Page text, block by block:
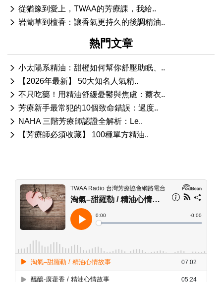
從猶豫到愛上，TWAA的芳療課，我給..
岩蘭草到檀香：讓香氣更持久的後調精油..
熱門文章
小太陽系精油：甜橙如何幫你舒壓助眠、..
【2026年最新】 50大知名人氣精..
不只吃藥！用精油舒緩憂鬱與焦慮：薰衣..
芳療新手最常犯的10個致命錯誤：過度..
NAHA 三階芳療師認證全解析：Le..
【芳療師必須收藏】 100種單方精油..